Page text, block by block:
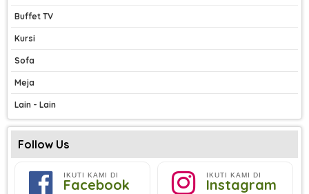
Buffet TV
Kursi
Sofa
Meja
Lain - Lain
Follow Us
IKUTI KAMI DI
Facebook
IKUTI KAMI DI
Instagram